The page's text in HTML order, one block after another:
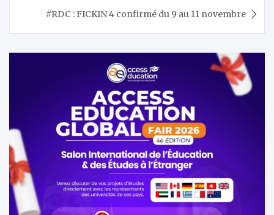
#RDC : FICKIN 4 confirmé du 9 au 11 novembre